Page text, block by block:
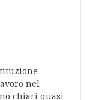
nel
chiari quasi